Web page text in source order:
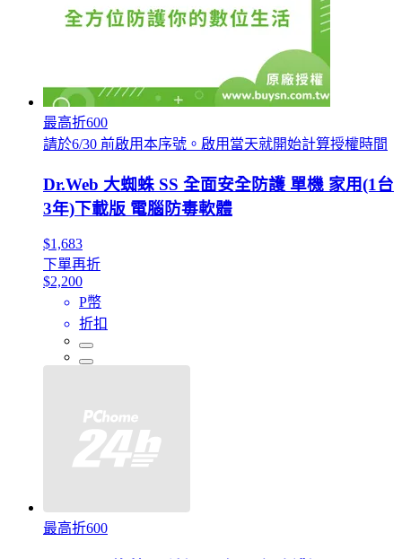
最高折600
請於6/30 前啟用本序號。啟用當天就開始計算授權時間
Dr.Web 大蜘蛛 SS 全面安全防護 單機 家用(1台
3年)下載版 電腦防毒軟體
$1,683
下單再折
$2,200
P幣
折扣
最高折600